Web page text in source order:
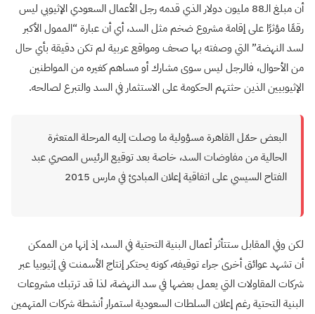
أن مبلغ الـ88 مليون دولار الذي قدمه رجل الأعمال السعودي الإثيوبي ليس
رقمًا مؤثرًا على إقامة مشروع ضخم مثل السد، أي أن عبارة “الممول الأكبر
لسد النهضة” التي وصفته بها صحف ومواقع عربية لم تكن دقيقة بأي حال
من الأحوال، فالرجل ليس سوى مشارك أو مساهم كغيره من المواطنين
الإثيوبيين الذين حثتهم الحكومة على الاستثمار في السد والتبرع لصالحه.
البعض حمّل القاهرة مسؤولية ما وصلت إليه المرحلة المتعثرة
الحالية من مفاوضات السد، خاصة بعد توقيع الرئيس المصري عبد
الفتاح السيسي على اتفاقية إعلان المبادئ في مارس 2015
لكن وفي المقابل ستتأثر أعمال البنية التحتية في السد، إذ إنها من الممكن
أن تشهد عوائق أخرى جراء توقيفه، كونه يحتكر إنتاج الأسمنت في إثيوبيا عبر
شركات المقاولات التي يعمل بعضها في سد النهضة، لذا قد ترتبك مشروعات
البنية التحتية رغم إعلان السلطات السعودية استمرار أنشطة شركات المتهمين